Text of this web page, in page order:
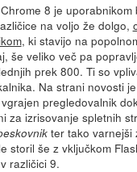
8 je uporabnikom
na voljo že dolgo,
, ki stavijo na
še veliko več pa
prek 800. Ti so
Na strani novosti
pregledovalnik
za izrisovanje spletnih
ter tako varnejši
storil še z vključkom
različici 9.